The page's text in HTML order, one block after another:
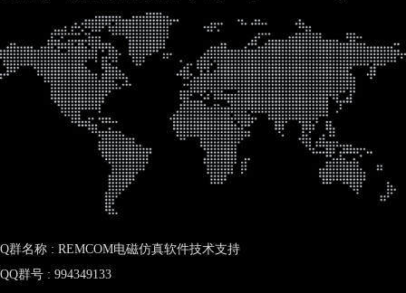
Q群名称 : REMCOM电磁仿真软件技术支持
QQ群号 : 994349133